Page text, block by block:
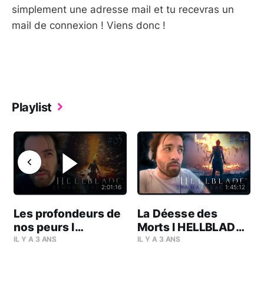
simplement une adresse mail et tu recevras un
mail de connexion ! Viens donc !
Playlist
2:01:16
Les profondeurs de
nos peurs l
HELLBLADE (Let’s
IL Y A 3 ANS
1:45:12
La Déesse des
Morts l HELLBLADE
(Let’s Play) #04
IL Y A 3 ANS